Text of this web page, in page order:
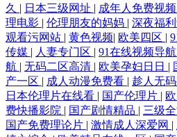
久 | 日本三级网址 | 成年人免费视频
理电影 | 伦理朋友的妈妈 | 深夜福
观看污网站 | 黄色视频| 欧美四区 |
传媒 | 人妻专门区 | 91在线视频导航
航 | 无码二区高清 | 欧美孕妇日日 |
产一区 | 成人动漫免费看 | 趁人无
日本伦理片在线看 | 国产伦理片 |
费快播影院 | 国产剧情精品 | 三级
国产免费理论片 | 激情成人深爱网 |